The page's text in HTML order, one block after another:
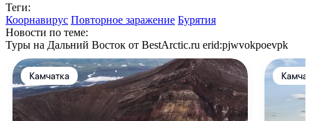
Теги:
Коорнавирус Повторное заражение Бурятия
Новости по теме:
Туры на Дальний Восток от BestArctic.ru erid:pjwvokpoevpk